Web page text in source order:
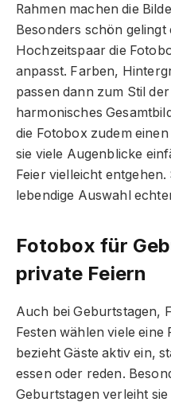
Rahmen machen die
Besonders schön gelingt
Hochzeitspaar die
anpasst. Farben,
passen dann zum Stil
harmonisches
die Fotobox zudem
sie viele Augenblicke
Feier vielleicht entgehen.
lebendige Auswahl
Fotobox für
private Feiern
Auch bei Geburtstagen,
Festen wählen viele eine
bezieht Gäste aktiv ein,
essen oder reden.
Geburtstagen verleiht